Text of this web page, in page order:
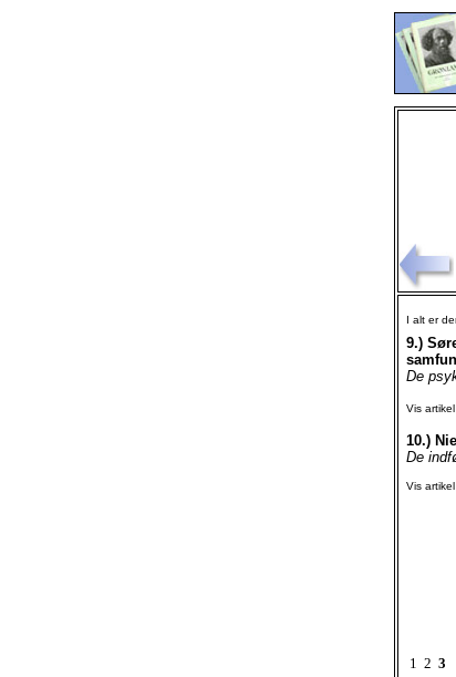
I alt er
9.)
De
Vis
10.)
De
Vis
1 2 3